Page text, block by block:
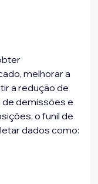
melhorar a
a redução de
demissões e
o funil de
dados como: